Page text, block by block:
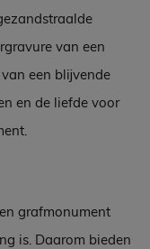
van een
een blijvende
en de liefde voor
grafmonument
is. Daarom bieden